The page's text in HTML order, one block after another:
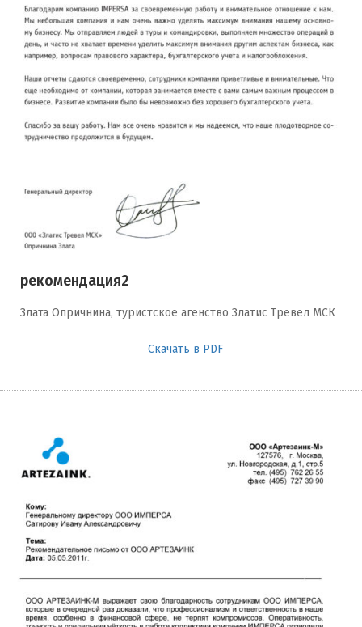
рекомендация2
Злата Опричнина, туристское агенство Златис Тревел МСК
Скачать в PDF